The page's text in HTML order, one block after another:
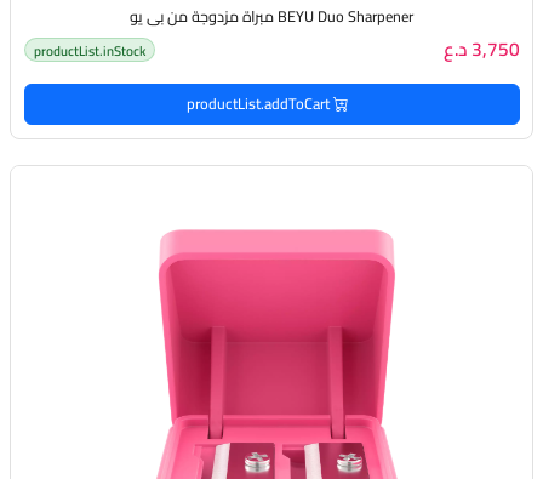
BEYU Duo Sharpener مبراة مزدوجة من بي يو
3,750 د.ع productList.inStock
productList.addToCart